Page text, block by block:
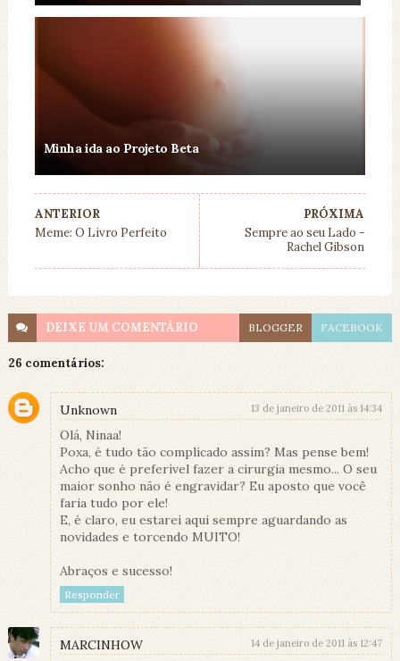
Minha ida ao Projeto Beta
PRÓXIMA
Sempre ao seu Lado -
Rachel Gibson
ANTERIOR
Meme: O Livro Perfeito
DEIXE UM COMENTÁRIO BLOGGER FACEBOOK
26 comentários:
Unknown 13 de janeiro de 2011 às 14:34
Olá, Ninaa!
Poxa, é tudo tão complicado assim? Mas pense bem!
Acho que é preferível fazer a cirurgia mesmo... O seu
maior sonho não é engravidar? Eu aposto que você
faria tudo por ele!
E, é claro, eu estarei aqui sempre aguardando as
novidades e torcendo MUITO!
Abraços e sucesso!
Responder
MARCINHOW 14 de janeiro de 2011 às 12:47